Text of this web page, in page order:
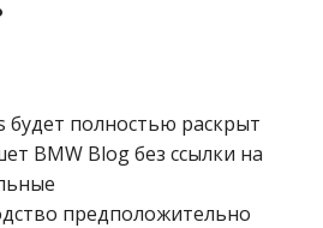
будет полностью раскрыт
BMW Blog без ссылки на
предположительно